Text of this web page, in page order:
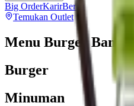
Big OrderKarirBerita
Temukan Outlet
Menu Burger Bangor
Burger
Minuman